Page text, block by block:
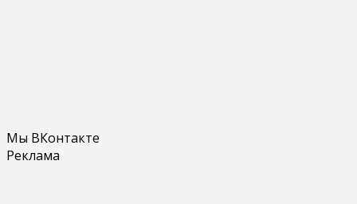
Мы ВКонтакте
Реклама